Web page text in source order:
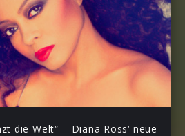
die Welt“ – Diana Ross‘ neue